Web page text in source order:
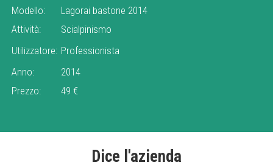
Modello:
Lagorai bastone 2014
Attività:
Scialpinismo
Utilizzatore: Professionista
Anno:
2014
Prezzo:
49 €
Dice l'azienda